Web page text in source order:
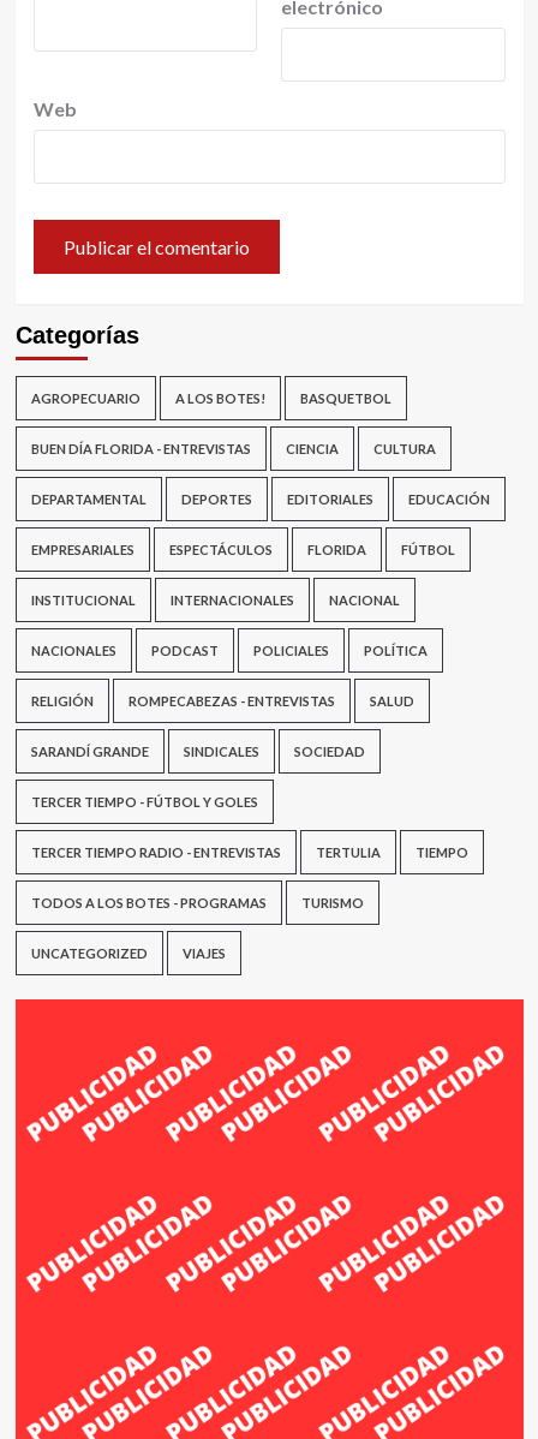
electrónico
Web
Categorías
AGROPECUARIO A LOS BOTES! BASQUETBOL
BUEN DÍA FLORIDA - ENTREVISTAS CIENCIA CULTURA
DEPARTAMENTAL DEPORTES EDITORIALES EDUCACIÓN
EMPRESARIALES ESPECTÁCULOS FLORIDA FÚTBOL
INSTITUCIONAL INTERNACIONALES NACIONAL
NACIONALES PODCAST POLICIALES POLÍTICA
RELIGIÓN ROMPECABEZAS - ENTREVISTAS SALUD
SARANDÍ GRANDE SINDICALES SOCIEDAD
TERCER TIEMPO - FÚTBOL Y GOLES
TERCER TIEMPO RADIO - ENTREVISTAS TERTULIA TIEMPO
TODOS A LOS BOTES - PROGRAMAS TURISMO
UNCATEGORIZED VIAJES